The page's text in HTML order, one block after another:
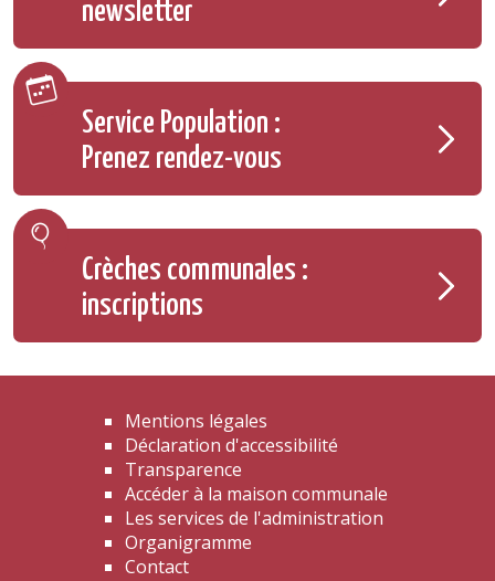
newsletter
Service Population :
Prenez rendez-vous
Crèches communales :
inscriptions
Mentions légales
Déclaration d'accessibilité
Transparence
Accéder à la maison communale
Les services de l'administration
Organigramme
Contact